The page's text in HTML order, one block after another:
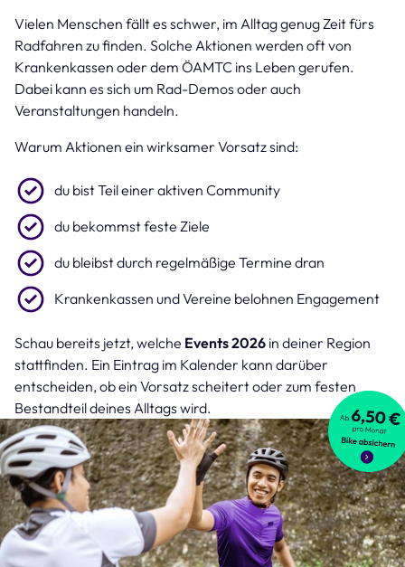
Vielen Menschen fällt es schwer, im Alltag genug Zeit fürs
Radfahren zu finden. Solche Aktionen werden oft von
Krankenkassen oder dem ÖAMTC ins Leben gerufen.
Dabei kann es sich um Rad-Demos oder auch
Veranstaltungen handeln.
Warum Aktionen ein wirksamer Vorsatz sind:
du bist Teil einer aktiven Community
du bekommst feste Ziele
du bleibst durch regelmäßige Termine dran
Krankenkassen und Vereine belohnen Engagement
Schau bereits jetzt, welche Events 2026 in deiner Region
stattfinden. Ein Eintrag im Kalender kann darüber
entscheiden, ob ein Vorsatz scheitert oder zum festen
Bestandteil deines Alltags wird.